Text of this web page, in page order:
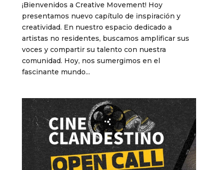
¡Bienvenidos a Creative Movement! Hoy
presentamos nuevo capítulo de inspiración y
creatividad. En nuestro espacio dedicado a
artistas no residentes, buscamos amplificar sus
voces y compartir su talento con nuestra
comunidad. Hoy, nos sumergimos en el
fascinante mundo...